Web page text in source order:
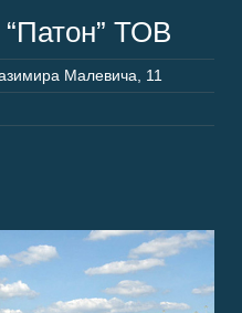
ТОВ
Малевича, 11